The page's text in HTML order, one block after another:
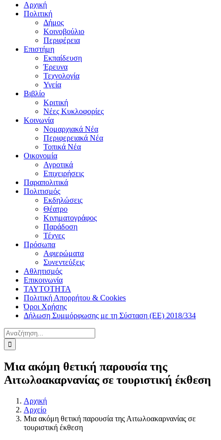
Αρχική
Πολιτική
Δήμος
Κοινοβούλιο
Περιφέρεια
Επιστήμη
Εκπαίδευση
Έρευνα
Τεχνολογία
Υγεία
Βιβλίο
Κριτική
Νέες Κυκλοφορίες
Κοινωνία
Νομαρχιακά Νέα
Περιφερειακά Νέα
Τοπικά Νέα
Οικονομία
Αγροτικά
Επιχειρήσεις
Παραπολιτικά
Πολιτισμός
Εκδηλώσεις
Θέατρο
Κινηματογράφος
Παράδοση
Τέχνες
Πρόσωπα
Αφιερώματα
Συνεντεύξεις
Αθλητισμός
Επικοινωνία
ΤΑΥΤΟΤΗΤΑ
Πολιτική Απορρήτου & Cookies
Όροι Χρήσης
Δήλωση Συμμόρφωσης με τη Σύσταση (ΕΕ) 2018/334
Αναζήτηση
για:
Μια ακόμη θετική παρουσία της
Αιτωλοακαρνανίας σε τουριστική έκθεση
Αρχική
Αρχείο
Μια ακόμη θετική παρουσία της Αιτωλοακαρνανίας σε
τουριστική έκθεση